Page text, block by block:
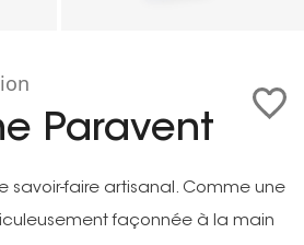
Paravent
savoir-faire artisanal. Comme une
façonnée à la main